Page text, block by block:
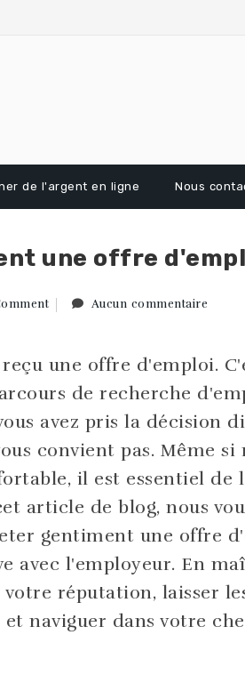
de l'argent en ligne Nous
une offre
Aucun commentaire
une offre d'emploi.
de recherche
avez pris la décision
convient pas. Même si
il est essentiel de
article de blog, nous
gentiment une offre
avec l'employeur. En
réputation, laisser
naviguer dans votre